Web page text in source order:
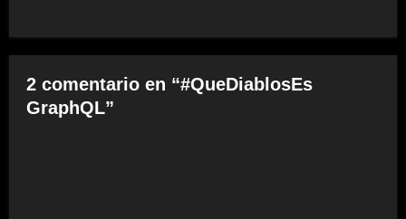
2 comentario en “#QueDiablosEs
GraphQL”